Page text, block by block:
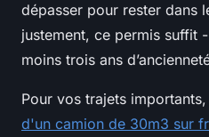
dépasser pour rester dans
justement, ce permis suffit
moins trois ans
Pour vos trajets
d'un camion de 30m3 sur